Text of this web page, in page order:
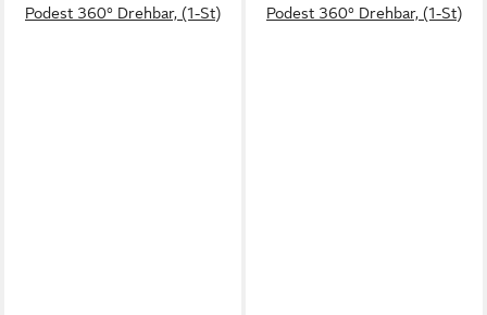
Podest 360° Drehbar, (1-St)
Podest 360° Drehbar, (1-St)